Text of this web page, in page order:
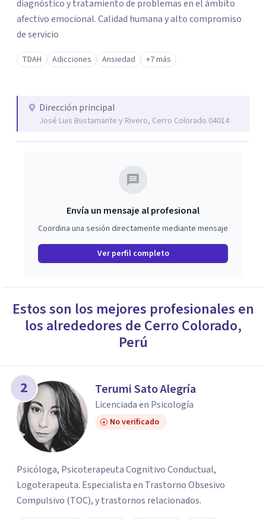
diagnóstico y tratamiento de problemas en el ámbito
afectivo emocional. Calidad humana y alto compromiso
de servicio
TDAH Adicciones Ansiedad +7 más
Dirección principal
José Luis Bustamante y Rivero, Cerro Colorado 04014
Envía un mensaje al profesional
Coordina una sesión directamente mediante mensaje
Ver perfil completo
Estos son los mejores profesionales en
los alrededores de Cerro Colorado,
Perú
2 Terumi Sato Alegría
Licenciada en Psicología
No verificado
Psicóloga, Psicoterapeuta Cognitivo Conductual,
Logoterapeuta. Especialista en Trastorno Obsesivo
Compulsivo (TOC), y trastornos relacionados.